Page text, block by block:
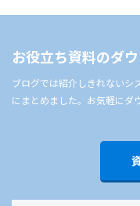
お役立ち資料のダ
ブログでは紹介しきれないシ
にまとめました。お気軽にダ